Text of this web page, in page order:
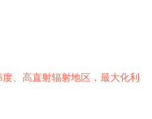
度、高直射辐射地区，最大化利